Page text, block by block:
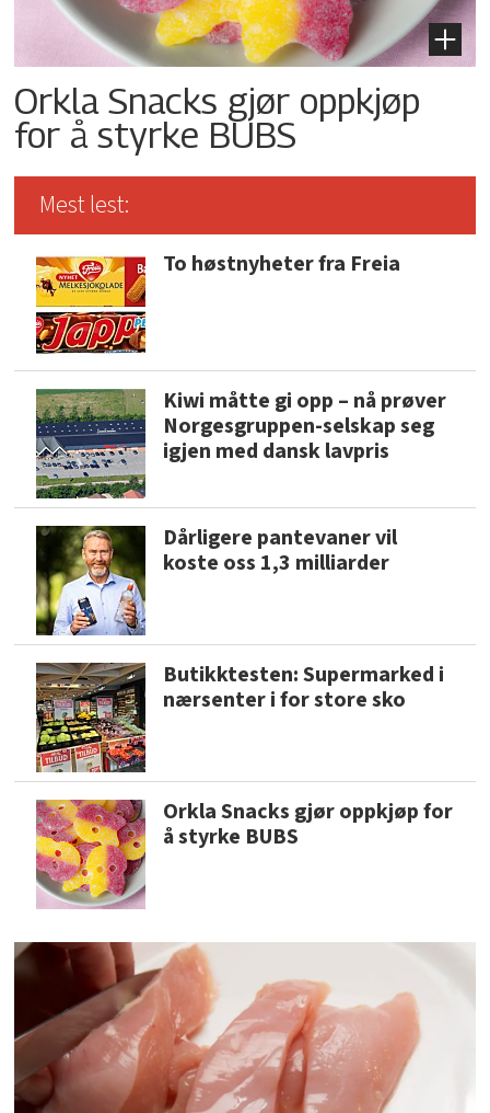
Orkla Snacks gjør oppkjøp
for å styrke BUBS
Mest lest:
To høstnyheter fra Freia
Kiwi måtte gi opp – nå prøver
Norgesgruppen-selskap seg
igjen med dansk lavpris
Dårligere pantevaner vil
koste oss 1,3 milliarder
Butikktesten: Supermarked i
nærsenter i for store sko
Orkla Snacks gjør oppkjøp for
å styrke BUBS